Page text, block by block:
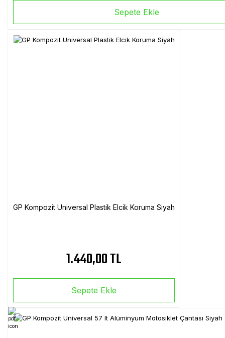
Sepete Ekle
GP Kompozit Universal Plastik Elcik Koruma Siyah
1.440,00 TL
Sepete Ekle